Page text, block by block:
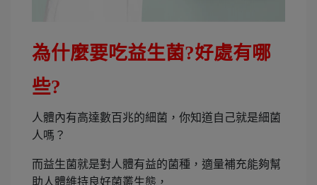
為什麼要吃益生菌?好處有哪
些?
人體內有高達數百兆的細菌，你知道自己就是細菌
人嗎？
而益生菌就是對人體有益的菌種，適量補充能夠幫
助人體維持良好菌叢生態，